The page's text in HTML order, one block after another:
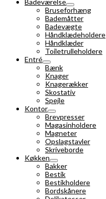
Badeværelse
Bruseforhæng
Bademåtter
Badevægte
Håndklædeholdere
Håndklæder
Toiletrulleholdere
Entré
Bænk
Knager
Knagerækker
Skostativ
Spejle
Kontor
Brevpresser
Magasinholdere
Magneter
Opslagstavler
Skriveborde
Køkken
Bakker
Bestik
Bestikholdere
Bordskånere